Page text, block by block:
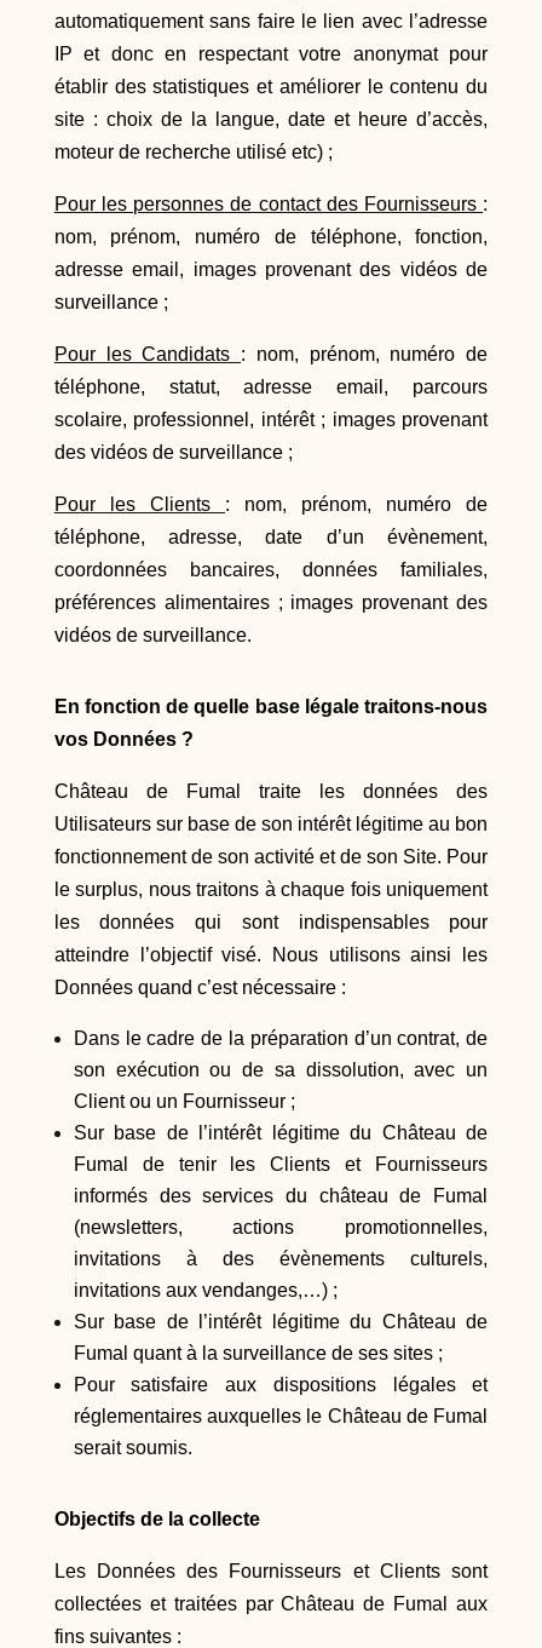
automatiquement sans faire le lien avec l’adresse
IP et donc en respectant votre anonymat pour
établir des statistiques et améliorer le contenu du
site : choix de la langue, date et heure d’accès,
moteur de recherche utilisé etc) ;
Pour les personnes de contact des Fournisseurs :
nom, prénom, numéro de téléphone, fonction,
adresse email, images provenant des vidéos de
surveillance ;
Pour les Candidats : nom, prénom, numéro de
téléphone, statut, adresse email, parcours
scolaire, professionnel, intérêt ; images provenant
des vidéos de surveillance ;
Pour les Clients : nom, prénom, numéro de
téléphone, adresse, date d’un évènement,
coordonnées bancaires, données familiales,
préférences alimentaires ; images provenant des
vidéos de surveillance.
En fonction de quelle base légale traitons-nous
vos Données ?
Château de Fumal traite les données des
Utilisateurs sur base de son intérêt légitime au bon
fonctionnement de son activité et de son Site. Pour
le surplus, nous traitons à chaque fois uniquement
les données qui sont indispensables pour
atteindre l’objectif visé. Nous utilisons ainsi les
Données quand c’est nécessaire :
Dans le cadre de la préparation d’un contrat, de
son exécution ou de sa dissolution, avec un
Client ou un Fournisseur ;
Sur base de l’intérêt légitime du Château de
Fumal de tenir les Clients et Fournisseurs
informés des services du château de Fumal
(newsletters, actions promotionnelles,
invitations à des évènements culturels,
invitations aux vendanges,…) ;
Sur base de l’intérêt légitime du Château de
Fumal quant à la surveillance de ses sites ;
Pour satisfaire aux dispositions légales et
réglementaires auxquelles le Château de Fumal
serait soumis.
Objectifs de la collecte
Les Données des Fournisseurs et Clients sont
collectées et traitées par Château de Fumal aux
fins suivantes :